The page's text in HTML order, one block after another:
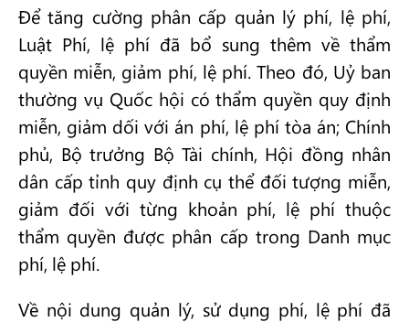
Để tăng cường phân cấp quản lý phí, lệ phí,
Luật Phí, lệ phí đã bổ sung thêm về thẩm
quyền miễn, giảm phí, lệ phí. Theo đó, Uỷ ban
thường vụ Quốc hội có thẩm quyền quy định
miễn, giảm dối với án phí, lệ phí tòa án; Chính
phủ, Bộ trưởng Bộ Tài chính, Hội đồng nhân
dân cấp tỉnh quy định cụ thể đối tượng miễn,
giảm đối với từng khoản phí, lệ phí thuộc
thẩm quyền được phân cấp trong Danh mục
phí, lệ phí.
Về nội dung quản lý, sử dụng phí, lệ phí đã